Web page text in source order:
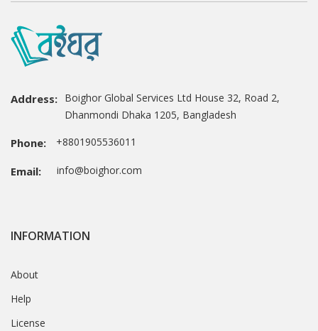
Address: Boighor Global Services Ltd House 32, Road 2,
Dhanmondi Dhaka 1205, Bangladesh
Phone: +8801905536011
Email: info@boighor.com
INFORMATION
About
Help
License